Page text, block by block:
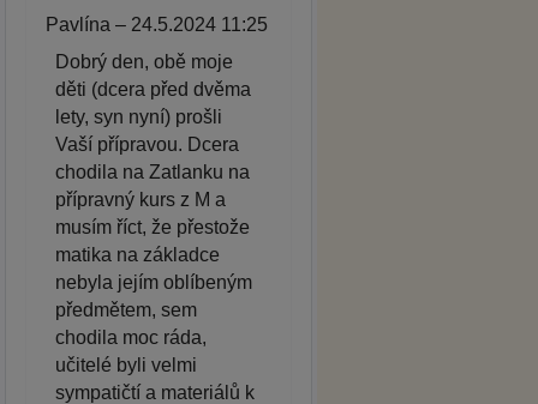
Pavlína – 24.5.2024 11:25
Dobrý den, obě moje
děti (dcera před dvěma
lety, syn nyní) prošli
Vaší přípravou. Dcera
chodila na Zatlanku na
přípravný kurs z M a
musím říct, že přestože
matika na základce
nebyla jejím oblíbeným
předmětem, sem
chodila moc ráda,
učitelé byli velmi
sympatičtí a materiálů k